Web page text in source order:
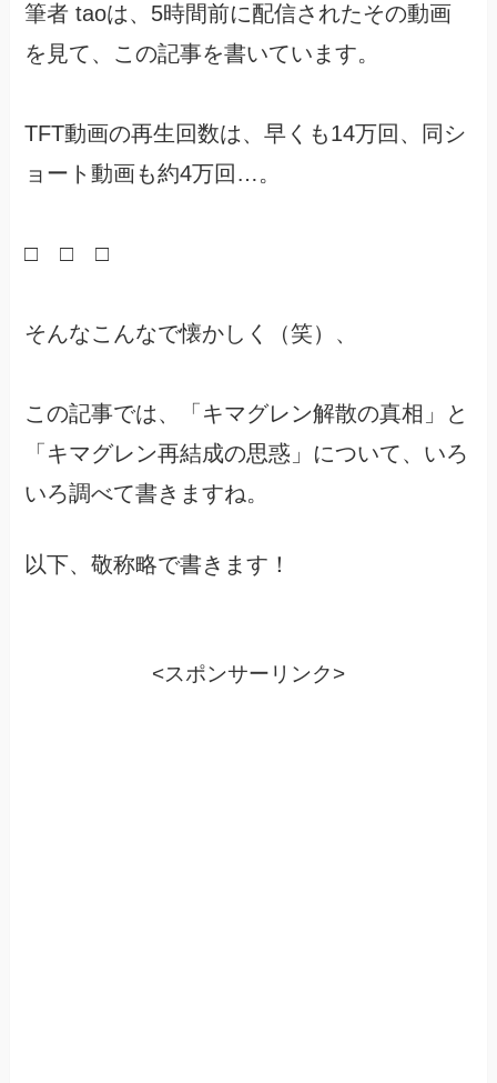
筆者 taoは、5時間前に配信されたその動画
を見て、この記事を書いています。
TFT動画の再生回数は、早くも14万回、同シ
ョート動画も約4万回…。
□ □ □
そんなこんなで懐かしく（笑）、
この記事では、「キマグレン解散の真相」と
「キマグレン再結成の思惑」について、いろ
いろ調べて書きますね。
以下、敬称略で書きます！
<スポンサーリンク>